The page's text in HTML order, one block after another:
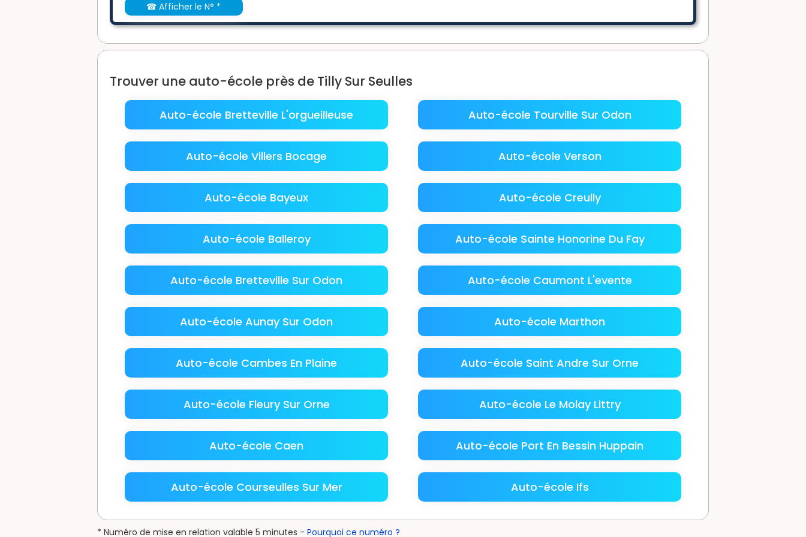
☎ Afficher le N° *
Trouver une auto-école près de Tilly Sur Seulles
Auto-école Bretteville L'orgueilleuse Auto-école Tourville Sur Odon
Auto-école Villers Bocage Auto-école Verson
Auto-école Bayeux Auto-école Creully
Auto-école Balleroy Auto-école Sainte Honorine Du Fay
Auto-école Bretteville Sur Odon Auto-école Caumont L'evente
Auto-école Aunay Sur Odon Auto-école Marthon
Auto-école Cambes En Plaine Auto-école Saint Andre Sur Orne
Auto-école Fleury Sur Orne Auto-école Le Molay Littry
Auto-école Caen Auto-école Port En Bessin Huppain
Auto-école Courseulles Sur Mer Auto-école Ifs
* Numéro de mise en relation valable 5 minutes - Pourquoi ce numéro ?